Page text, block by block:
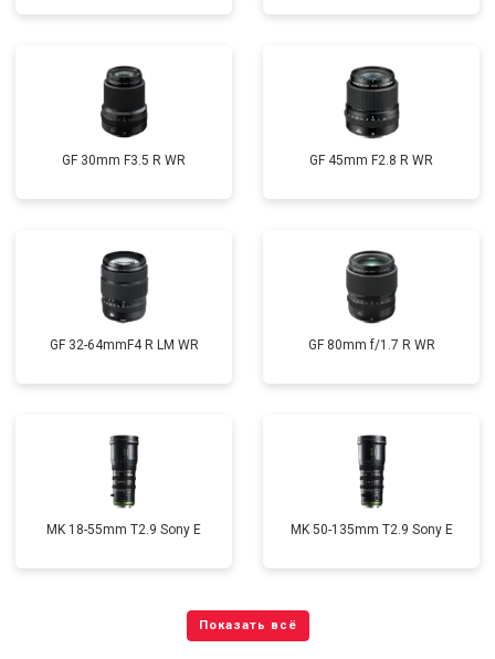
GF 30mm F3.5 R WR GF 45mm F2.8 R WR
GF 32-64mmF4 R LM WR GF 80mm f/1.7 R WR
MK 18-55mm T2.9 Sony E MK 50-135mm T2.9 Sony E